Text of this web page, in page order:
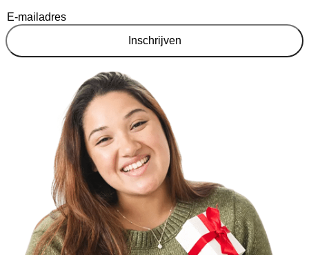
Inschrijven